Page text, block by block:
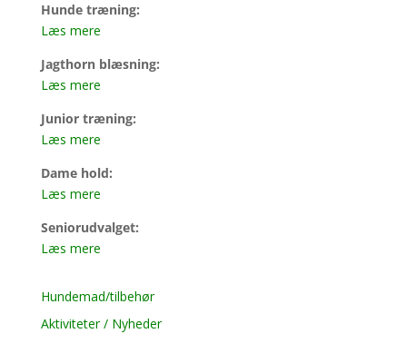
Hunde træning:
Læs mere
Jagthorn blæsning:
Læs mere
Junior træning:
Læs mere
Dame hold:
Læs mere
Seniorudvalget:
Læs mere
Hundemad/tilbehør
Aktiviteter / Nyheder